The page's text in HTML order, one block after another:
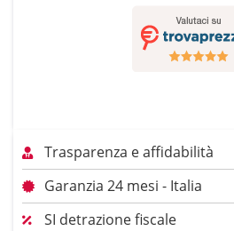
Trasparenza e affidabilità
Garanzia 24 mesi - Italia
SI detrazione fiscale